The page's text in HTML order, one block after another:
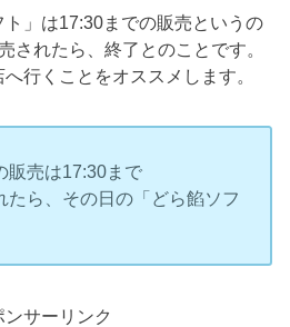
」は17:30までの販売というの
されたら、終了とのことです。
行くことをオススメします。
販売は17:30まで
たら、その日の「どら餡ソフ
ンサーリンク